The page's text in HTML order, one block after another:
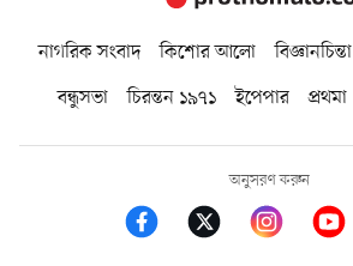
নাগরিক সংবাদ কিশোর আলো বিজ্ঞানচিন্তা
বন্ধুসভা
চিরন্তন ১৯৭১ ইপেপার প্রথমা
অনুসরণ করুন